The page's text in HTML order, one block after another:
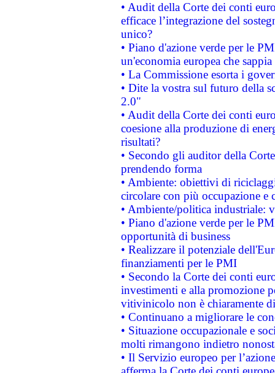
• Audit della Corte dei conti
efficace l’integrazione del
unico?
• Piano d'azione verde per le
un'economia europea che
• La Commissione esorta i
• Dite la vostra sul futuro della
2.0"
• Audit della Corte dei conti
coesione alla produzione di
risultati?
• Secondo gli auditor della
prendendo forma
• Ambiente: obiettivi di
circolare con più occupazione e
• Ambiente/politica industriale:
• Piano d'azione verde per le
opportunità di business
• Realizzare il potenziale
finanziamenti per le PMI
• Secondo la Corte dei conti
investimenti e alla promozione
vitivinicolo non è chiaramente
• Continuano a migliorare le
• Situazione occupazionale e
molti rimangono indietro
• Il Servizio europeo per